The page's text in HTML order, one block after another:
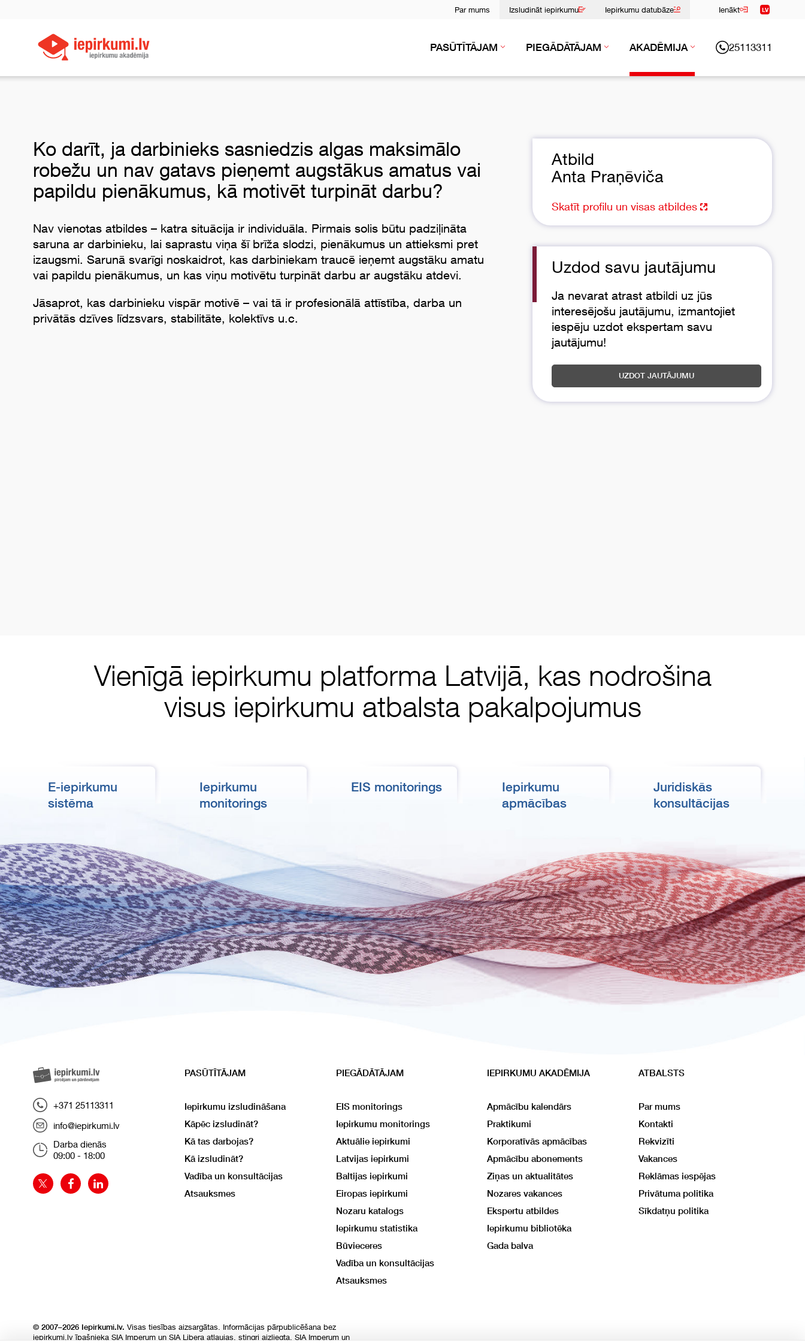
Par mums Izsludināt iepirkumu Iepirkumu datubāze Ienākt LV
PASŪTĪTĀJAM PIEGĀDĀTĀJAM AKADĒMIJA 25113311
Ko darīt, ja darbinieks sasniedzis algas maksimālo
robežu un nav gatavs pieņemt augstākus amatus vai
papildu pienākumus, kā motivēt turpināt darbu?
Nav vienotas atbildes – katra situācija ir individuāla. Pirmais solis būtu padziļināta
saruna ar darbinieku, lai saprastu viņa šī brīža slodzi, pienākumus un attieksmi pret
izaugsmi. Sarunā svarīgi noskaidrot, kas darbiniekam traucē ieņemt augstāku amatu
vai papildu pienākumus, un kas viņu motivētu turpināt darbu ar augstāku atdevi.
Jāsaprot, kas darbinieku vispār motivē – vai tā ir profesionālā attīstība, darba un
privātās dzīves līdzsvars, stabilitāte, kolektīvs u.c.
Atbild
Anta Praņēviča
Skatīt profilu un visas atbildes
Uzdod savu jautājumu
Ja nevarat atrast atbildi uz jūs
interesējošu jautājumu, izmantojiet
iespēju uzdot ekspertam savu
jautājumu!
UZDOT JAUTĀJUMU
Vienīgā iepirkumu platforma Latvijā, kas nodrošina
visus iepirkumu atbalsta pakalpojumus
E-iepirkumu
sistēma
Iepirkumu
monitorings
EIS monitorings
Iepirkumu
apmācības
Juridiskās
konsultācijas
+371 25113311
info@iepirkumi.lv
Darba dienās
09:00 - 18:00
PASŪTĪTĀJAM
Iepirkumu izsludināšana
Kāpēc izsludināt?
Kā tas darbojas?
Kā izsludināt?
Vadība un konsultācijas
Atsauksmes
PIEGĀDĀTĀJAM
EIS monitorings
Iepirkumu monitorings
Aktuālie iepirkumi
Latvijas iepirkumi
Baltijas iepirkumi
Eiropas iepirkumi
Nozaru katalogs
Iepirkumu statistika
Būvieceres
Vadība un konsultācijas
Atsauksmes
IEPIRKUMU AKADĒMIJA
Apmācību kalendārs
Praktikumi
Korporatīvās apmācības
Apmācību abonements
Ziņas un aktualitātes
Nozares vakances
Ekspertu atbildes
Iepirkumu bibliotēka
Gada balva
ATBALSTS
Par mums
Kontakti
Rekvizīti
Vakances
Reklāmas iespējas
Privātuma politika
Sīkdatņu politika
© 2007–2026 Iepirkumi.lv. Visas tiesības aizsargātas. Informācijas pārpublicēšana bez
iepirkumi.lv īpašnieka SIA Imperum un SIA Libera atļaujas, stingri aizliegta. SIA Imperum un